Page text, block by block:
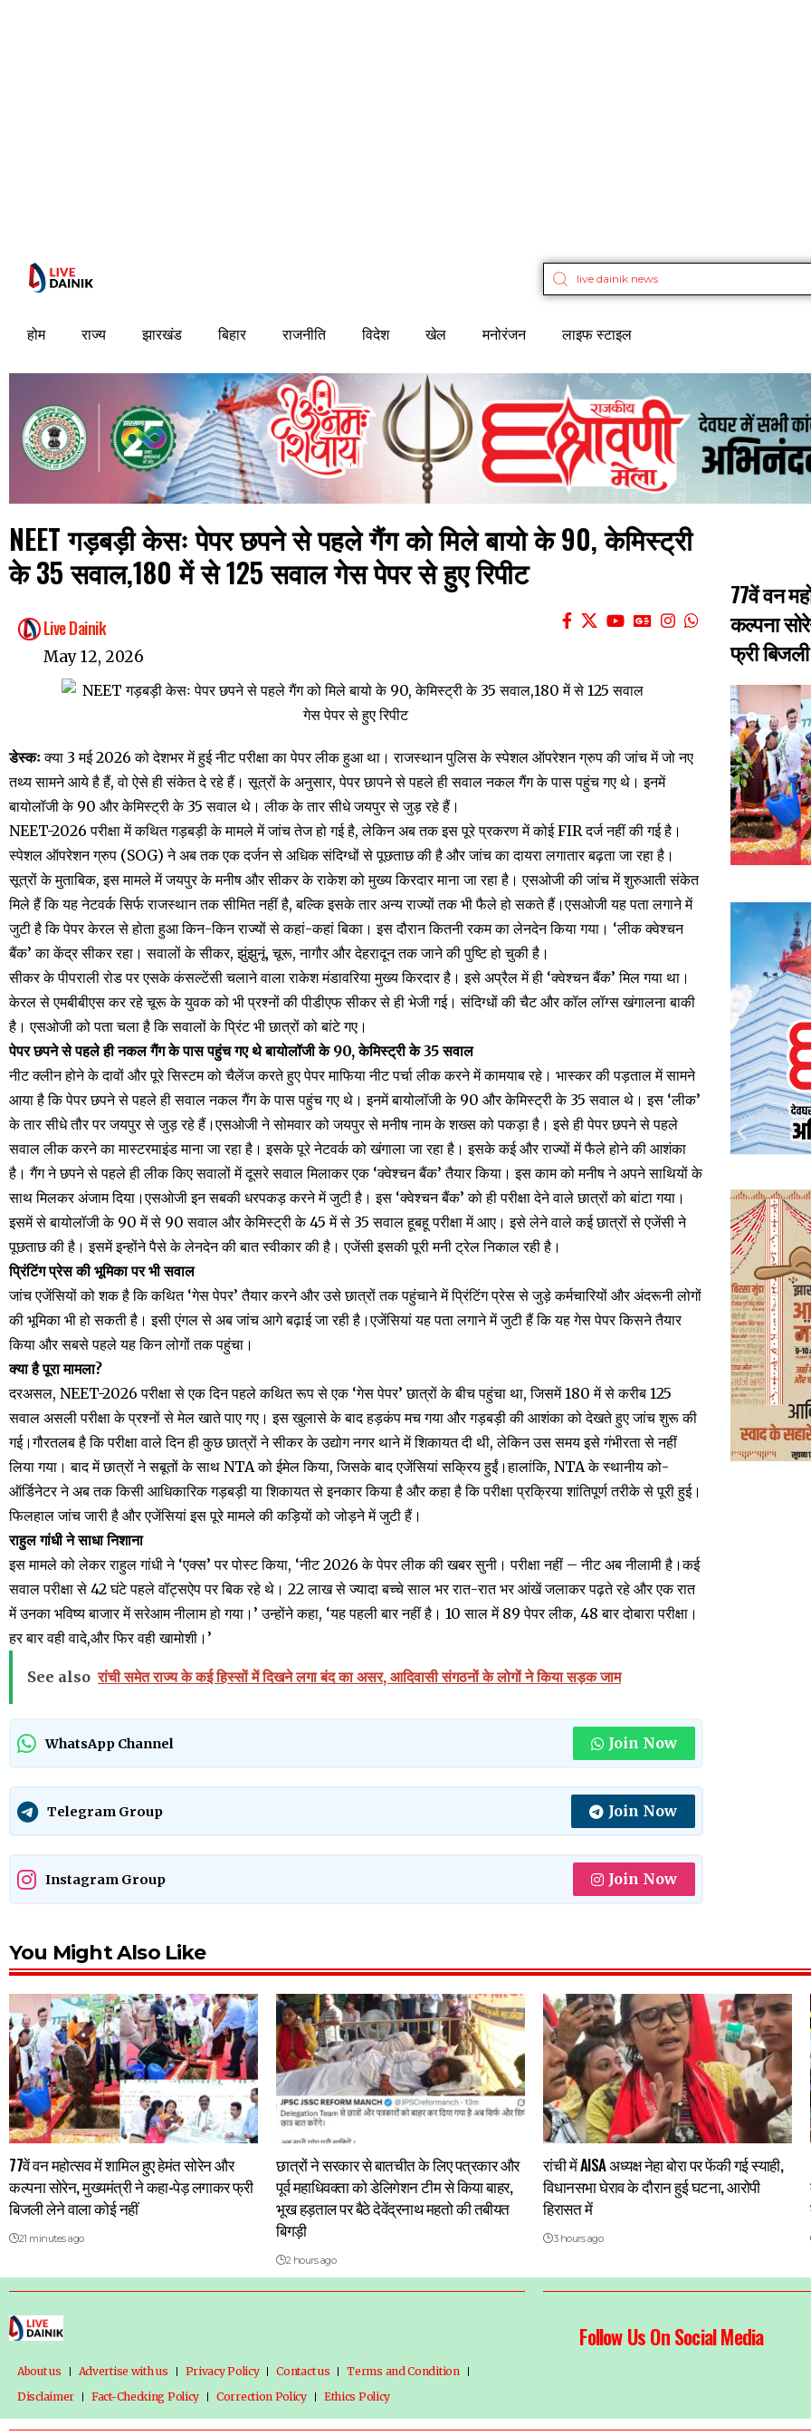
होम राज्य झारखंड बिहार राजनीति विदेश खेल मनोरंजन लाइफ स्टाइल
NEET गड़बड़ी केसः पेपर छपने से पहले गैंग को मिले बायो के 90, केमिस्ट्री
के 35 सवाल,180 में से 125 सवाल गेस पेपर से हुए रिपीट
Live Dainik
May 12, 2026
डेस्कःक्या 3 मई 2026 को देशभर में हुई नीट परीक्षा का पेपर लीक हुआ था। राजस्थान पुलिस के स्पेशल ऑपरेशन ग्रुप की जांच में जो नए
तथ्य सामने आये है हैं, वो ऐसे ही संकेत दे रहे हैं। सूत्रों के अनुसार, पेपर छापने से पहले ही सवाल नकल गैंग के पास पहुंच गए थे। इनमें
बायोलॉजी के 90 और केमिस्ट्री के 35 सवाल थे। लीक के तार सीधे जयपुर से जुड़ रहे हैं।
NEET-2026 परीक्षा में कथित गड़बड़ी के मामले में जांच तेज हो गई है, लेकिन अब तक इस पूरे प्रकरण में कोई FIR दर्ज नहीं की गई है।
स्पेशल ऑपरेशन ग्रुप (SOG) ने अब तक एक दर्जन से अधिक संदिग्धों से पूछताछ की है और जांच का दायरा लगातार बढ़ता जा रहा है।
सूत्रों के मुताबिक, इस मामले में जयपुर के मनीष और सीकर के राकेश को मुख्य किरदार माना जा रहा है। एसओजी की जांच में शुरुआती संकेत
मिले हैं कि यह नेटवर्क सिर्फ राजस्थान तक सीमित नहीं है, बल्कि इसके तार अन्य राज्यों तक भी फैले हो सकते हैं।एसओजी यह पता लगाने में
जुटी है कि पेपर केरल से होता हुआ किन-किन राज्यों से कहां-कहां बिका। इस दौरान कितनी रकम का लेनदेन किया गया। ‘लीक क्वेश्चन
बैंक’ का केंद्र सीकर रहा। सवालों के सीकर, झुंझुनूं, चूरू, नागौर और देहरादून तक जाने की पुष्टि हो चुकी है।
सीकर के पीपराली रोड पर एसके कंसल्टेंसी चलाने वाला राकेश मंडावरिया मुख्य किरदार है। इसे अप्रैल में ही ‘क्वेश्चन बैंक’ मिल गया था।
केरल से एमबीबीएस कर रहे चूरू के युवक को भी प्रश्नों की पीडीएफ सीकर से ही भेजी गई। संदिग्धों की चैट और कॉल लॉग्स खंगालना बाकी
है। एसओजी को पता चला है कि सवालों के प्रिंट भी छात्रों को बांटे गए।
पेपर छपने से पहले ही नकल गैंग के पास पहुंच गए थे बायोलॉजी के 90, केमिस्ट्री के 35 सवाल
नीट क्लीन होने के दावों और पूरे सिस्टम को चैलेंज करते हुए पेपर माफिया नीट पर्चा लीक करने में कामयाब रहे। भास्कर की पड़ताल में सामने
आया है कि पेपर छपने से पहले ही सवाल नकल गैंग के पास पहुंच गए थे। इनमें बायोलॉजी के 90 और केमिस्ट्री के 35 सवाल थे। इस ‘लीक’
के तार सीधे तौर पर जयपुर से जुड़ रहे हैं।एसओजी ने सोमवार को जयपुर से मनीष नाम के शख्स को पकड़ा है। इसे ही पेपर छपने से पहले
सवाल लीक करने का मास्टरमाइंड माना जा रहा है। इसके पूरे नेटवर्क को खंगाला जा रहा है। इसके कई और राज्यों में फैले होने की आशंका
है। गैंग ने छपने से पहले ही लीक किए सवालों में दूसरे सवाल मिलाकर एक ‘क्वेश्चन बैंक’ तैयार किया। इस काम को मनीष ने अपने साथियों के
साथ मिलकर अंजाम दिया।एसओजी इन सबकी धरपकड़ करने में जुटी है। इस ‘क्वेश्चन बैंक’ को ही परीक्षा देने वाले छात्रों को बांटा गया।
इसमें से बायोलॉजी के 90 में से 90 सवाल और केमिस्ट्री के 45 में से 35 सवाल हूबहू परीक्षा में आए। इसे लेने वाले कई छात्रों से एजेंसी ने
पूछताछ की है। इसमें इन्होंने पैसे के लेनदेन की बात स्वीकार की है। एजेंसी इसकी पूरी मनी ट्रेल निकाल रही है।
प्रिंटिंग प्रेस की भूमिका पर भी सवाल
जांच एजेंसियों को शक है कि कथित ‘गेस पेपर’ तैयार करने और उसे छात्रों तक पहुंचाने में प्रिंटिंग प्रेस से जुड़े कर्मचारियों और अंदरूनी लोगों
की भूमिका भी हो सकती है। इसी एंगल से अब जांच आगे बढ़ाई जा रही है।एजेंसियां यह पता लगाने में जुटी हैं कि यह गेस पेपर किसने तैयार
किया और सबसे पहले यह किन लोगों तक पहुंचा।
क्या है पूरा मामला?
दरअसल, NEET-2026 परीक्षा से एक दिन पहले कथित रूप से एक ‘गेस पेपर’ छात्रों के बीच पहुंचा था, जिसमें 180 में से करीब 125
सवाल असली परीक्षा के प्रश्नों से मेल खाते पाए गए। इस खुलासे के बाद हड़कंप मच गया और गड़बड़ी की आशंका को देखते हुए जांच शुरू की
गई।गौरतलब है कि परीक्षा वाले दिन ही कुछ छात्रों ने सीकर के उद्योग नगर थाने में शिकायत दी थी, लेकिन उस समय इसे गंभीरता से नहीं
लिया गया। बाद में छात्रों ने सबूतों के साथ NTA को ईमेल किया, जिसके बाद एजेंसियां सक्रिय हुईं।हालांकि, NTA के स्थानीय को-
ऑर्डिनेटर ने अब तक किसी आधिकारिक गड़बड़ी या शिकायत से इनकार किया है और कहा है कि परीक्षा प्रक्रिया शांतिपूर्ण तरीके से पूरी हुई।
फिलहाल जांच जारी है और एजेंसियां इस पूरे मामले की कड़ियों को जोड़ने में जुटी हैं।
राहुल गांधी ने साधा निशाना
इस मामले को लेकर राहुल गांधी ने ‘एक्स’ पर पोस्ट किया, ‘नीट 2026 के पेपर लीक की खबर सुनी। परीक्षा नहीं – नीट अब नीलामी है।कई
सवाल परीक्षा से 42 घंटे पहले वॉट्सऐप पर बिक रहे थे। 22 लाख से ज्यादा बच्चे साल भर रात-रात भर आंखें जलाकर पढ़ते रहे और एक रात
में उनका भविष्य बाजार में सरेआम नीलाम हो गया।’ उन्होंने कहा, ‘यह पहली बार नहीं है। 10 साल में 89 पेपर लीक, 48 बार दोबारा परीक्षा।
हर बार वही वादे,और फिर वही खामोशी।’
See also रांची समेत राज्य के कई हिस्सों में दिखने लगा बंद का असर, आदिवासी संगठनों के लोगों ने किया सड़क जाम
WhatsApp Channel Join Now
Telegram Group Join Now
Instagram Group Join Now
77वें वन
कल्पना
फ्री
You Might Also Like
77वें वन महोत्सव में शामिल हुए हेमंत सोरेन और
कल्पना सोरेन, मुख्यमंत्री ने कहा-पेड़ लगाकर फ्री
बिजली लेने वाला कोई नहीं
21 minutes ago
छात्रों ने सरकार से बातचीत के लिए पत्रकार और
पूर्व महाधिवक्ता को डेलिगेशन टीम से किया बाहर,
भूख हड़ताल पर बैठे देवेंद्रनाथ महतो की तबीयत
बिगड़ी
2 hours ago
रांची में AISA अध्यक्ष नेहा बोरा पर फेंकी गई स्याही,
विधानसभा घेराव के दौरान हुई घटना, आरोपी
हिरासत में
3 hours ago
About us Advertise with us Privacy Policy Contact us
Terms and Condition
Disclaimer
Fact-Checking Policy Correction Policy Ethics Policy
Follow Us On Social Media